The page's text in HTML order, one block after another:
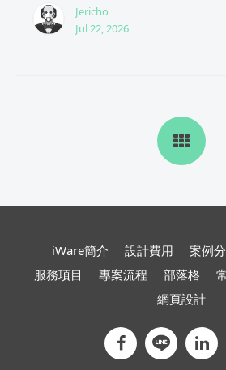
Jericho
Jul 22, 2026
iWare簡介 設計費用 案例
服務項目
專案流程 部落格
網頁設計